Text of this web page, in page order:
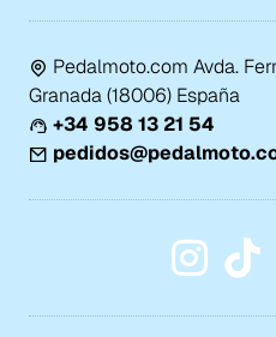
Pedalmoto.com Avda.
Granada (18006) España
+34 958 13 21 54